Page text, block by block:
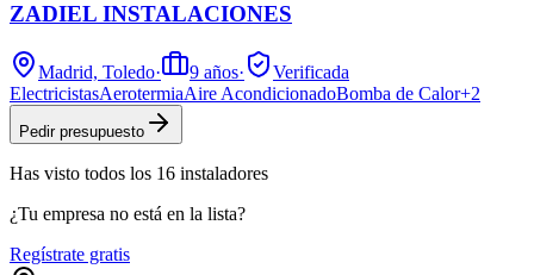
ZADIEL INSTALACIONES
Madrid, Toledo· 9 años·
Verificada
ElectricistasAerotermiaAire AcondicionadoBomba de Calor+2
Pedir presupuesto
Has visto todos los 16 instaladores
¿Tu empresa no está en la lista?
Regístrate gratis